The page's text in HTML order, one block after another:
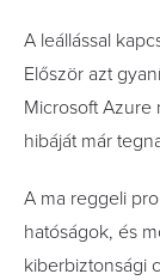
A leállással
Először azt
Microsoft Azure
hibáját már
A ma reggeli
hatóságok, és
kiberbiztonsági